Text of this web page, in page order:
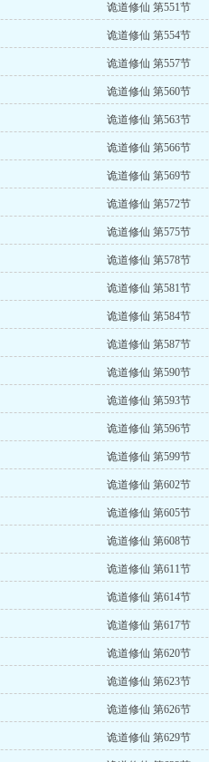
诡道修仙 第551节
诡道修仙 第554节
诡道修仙 第557节
诡道修仙 第560节
诡道修仙 第563节
诡道修仙 第566节
诡道修仙 第569节
诡道修仙 第572节
诡道修仙 第575节
诡道修仙 第578节
诡道修仙 第581节
诡道修仙 第584节
诡道修仙 第587节
诡道修仙 第590节
诡道修仙 第593节
诡道修仙 第596节
诡道修仙 第599节
诡道修仙 第602节
诡道修仙 第605节
诡道修仙 第608节
诡道修仙 第611节
诡道修仙 第614节
诡道修仙 第617节
诡道修仙 第620节
诡道修仙 第623节
诡道修仙 第626节
诡道修仙 第629节